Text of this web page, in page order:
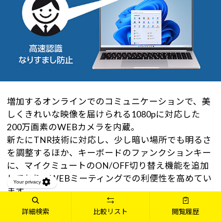
増加するオンラインでのコミュニケーションで、美
しくきれいな映像を届けられる1080pに対応した
200万画素のWEBカメラを内蔵。
新たにTNR技術に対応し、少し暗い場所でも明るさ
を調整するほか、キーボードのファンクションキー
に、マイクミュートのON/OFF切り替え機能を追加
しており、WEBミーティングでの利便性を高めてい
ます。
また、顔認証でパスワードレスでログインな可能に
なるWindows Hello対応で、大事なデータの入った
詳細検索 比較リスト 閲覧履歴